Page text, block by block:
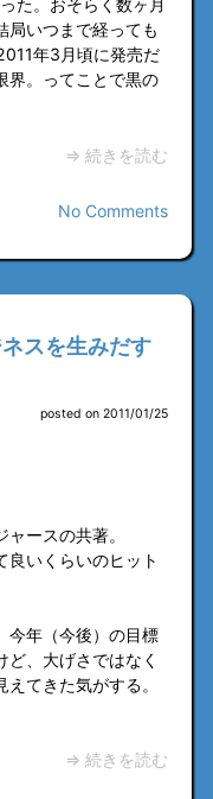
た。おそらく数ヶ月
局いつまで経っても
年3月頃に発売だ
界。ってことで黒の
⇒ 続きを読む
No Comments
スを生みだす
posted on 2011/01/25
ースの共著。
良いくらいのヒット
今年（今後）の目標
、大げさではなく
てきた気がする。
⇒ 続きを読む